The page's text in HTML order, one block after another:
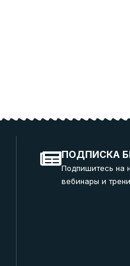
ПОДПИСКА
Подпишитесь на
вебинары и